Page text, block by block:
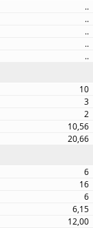
..
..
..
..
..
10
3
2
10,56
20,66
6
16
6
6,15
12,00